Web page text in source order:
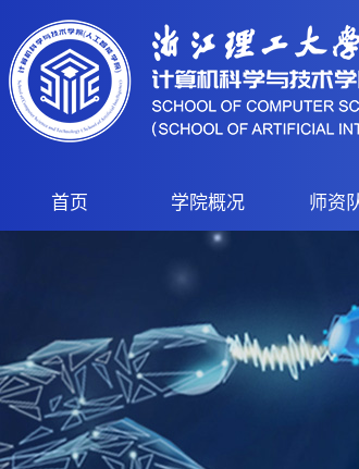
首页 学院概况 师资